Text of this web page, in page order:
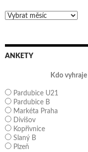
Archivy
ANKETY
Kdo
Pardubice U21
Pardubice B
Markéta Praha
Divišov
Kopřivnice
Slaný B
Plzeň